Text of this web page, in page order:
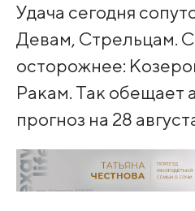
Удача сегодня
Девам, Стрельцам.
осторожнее:
Ракам. Так обещает
прогноз на 28